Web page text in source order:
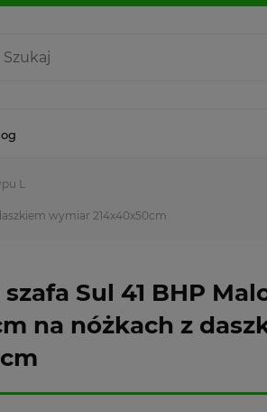
L
wymiar 214x40x50cm
Sul 41 BHP
na nóżkach z